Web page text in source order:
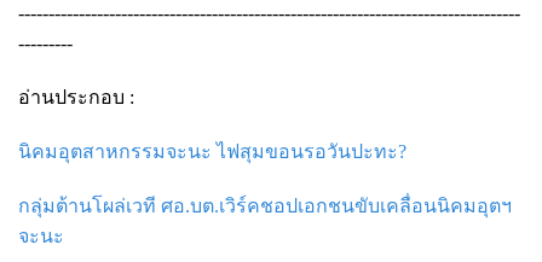
-----------------------------------------------------------------------------------
---------
อ่านประกอบ :
นิคมอุตสาหกรรมจะนะ ไฟสุมขอนรอวันปะทะ?
กลุ่มต้านโผล่เวที ศอ.บต.เวิร์คชอปเอกชนขับเคลื่อนนิคมอุตฯ
จะนะ